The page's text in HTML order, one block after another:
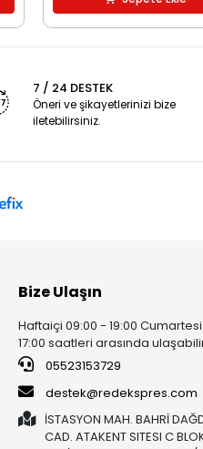
7 / 24 DESTEK
Öneri ve şikayetlerinizi bize
iletebilirsiniz.
Bize Ulaşın
Haftaiçi 09:00 - 19:00 Cumartesi
17:00 saatleri arasında
05523153729
destek@redekspres.com
İSTASYON MAH. BAHRİ
CAD. ATAKENT SITESI C